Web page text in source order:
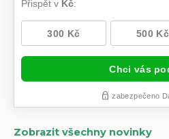
Zobrazit všechny novinky